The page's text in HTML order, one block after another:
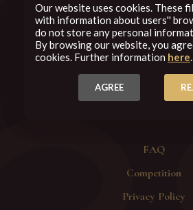
FAQ
Competition
Privacy Policy
Our website uses cookies. These
with information about users''
do not store any personal
By browsing our website, you
cookies. Further information here
AGREE